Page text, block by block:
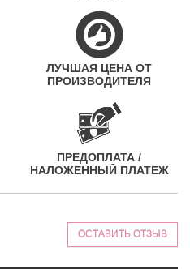
ЛУЧШАЯ ЦЕНА ОТ
ПРОИЗВОДИТЕЛЯ
ПРЕДОПЛАТА /
НАЛОЖЕННЫЙ ПЛАТЕЖ
ОСТАВИТЬ ОТЗЫВ